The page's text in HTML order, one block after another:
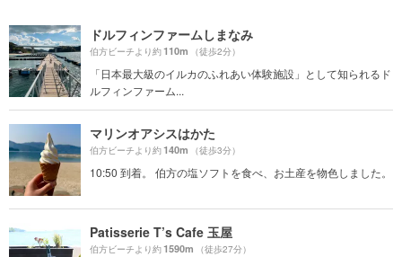
ドルフィンファームしまなみ
伯方ビーチより約110m （徒歩2分）
「日本最大級のイルカのふれあい体験施設」として知られるド
ルフィンファーム...
マリンオアシスはかた
伯方ビーチより約140m （徒歩3分）
10:50 到着。 伯方の塩ソフトを食べ、お土産を物色しました。
Patisserie T’s Cafe 玉屋
伯方ビーチより約1590m （徒歩27分）